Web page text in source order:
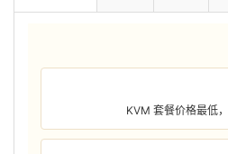
KVM 套餐价格最低